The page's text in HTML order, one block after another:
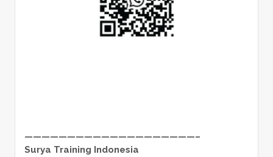
————————————————————–
Surya Training Indonesia